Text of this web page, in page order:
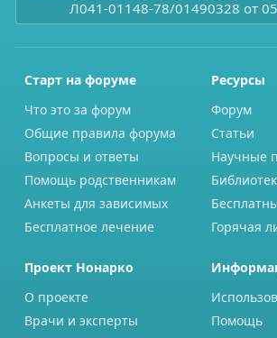
Л041-01148-78/01490328 от
Старт на форуме
Что это за форум
Общие правила форума
Вопросы и ответы
Помощь родственникам
Анкеты для зависимых
Бесплатное лечение
Ресурсы
Форум
Статьи
Научные
Горячая
Проект Нонарко
О проекте
Врачи и эксперты
Помощь